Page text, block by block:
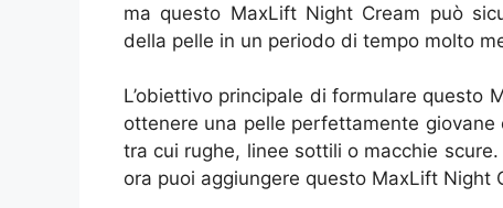
ma questo MaxLift Night Cream può
della pelle in un periodo di tempo molto
L’obiettivo principale di formulare questo
ottenere una pelle perfettamente
tra cui rughe, linee sottili o macchie
ora puoi aggiungere questo MaxLift Night